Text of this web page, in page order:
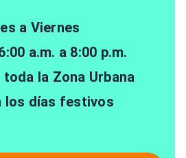
a Viernes
a.m. a 8:00 p.m.
toda la Zona Urbana
los días festivos